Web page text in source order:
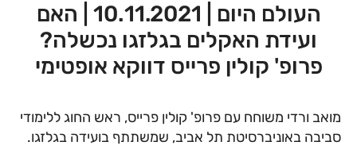
העולם היום | 10.11.2021 | האם
ועידת האקלים בגלזגו נכשלה?
פרופ' קולין פרייס דווקא אופטימי
מואב ורדי משוחח עם פרופ' קולין פרייס, ראש החוג ללימודי
סביבה באוניברסיטת תל אביב, שמשתתף בועידה בגלזגו.